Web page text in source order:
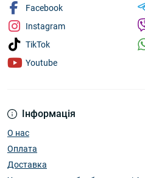
Інформація
О нас
Оплата
Доставка
Facebook
Instagram
TikTok
Youtube